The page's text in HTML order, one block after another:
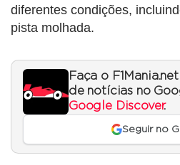
diferentes condições,
pista molhada.
Faça o
de notícias no
Google Discover.
Seguir no